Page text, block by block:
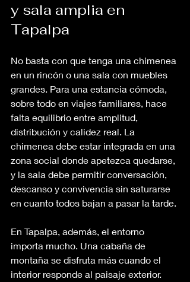
y sala amplia en
Tapalpa
No basta con que tenga una chimenea
en un rincón o una sala con muebles
grandes. Para una estancia cómoda,
sobre todo en viajes familiares, hace
falta equilibrio entre amplitud,
distribución y calidez real. La
chimenea debe estar integrada en una
zona social donde apetezca quedarse,
y la sala debe permitir conversación,
descanso y convivencia sin saturarse
en cuanto todos bajan a pasar la tarde.
En Tapalpa, además, el entorno
importa mucho. Una cabaña de
montaña se disfruta más cuando el
interior responde al paisaje exterior.